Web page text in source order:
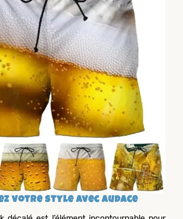
votre style avec audace